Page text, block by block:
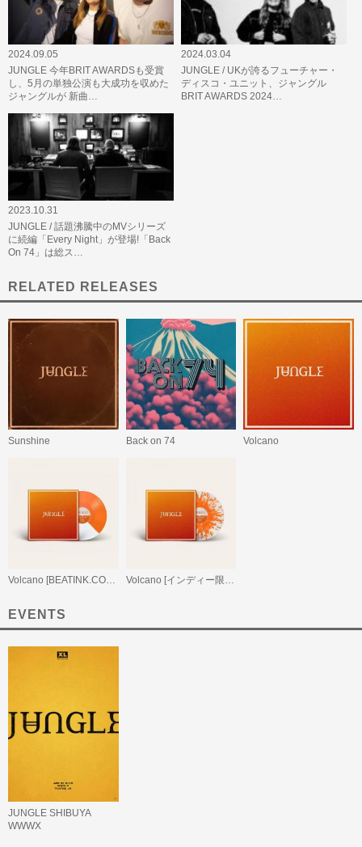
2024.09.05
JUNGLE 今年BRIT AWARDSも受賞
し、5月の単独公演も大成功を収めた
ジャングルが 新曲…
2024.03.04
JUNGLE / UKが誇るフューチャー・
ディスコ・ユニット、ジャングル
BRIT AWARDS 2024…
2023.10.31
JUNGLE / 話題沸騰中のMVシリーズ
に続編「Every Night」が登場!「Back
On 74」は総ス…
RELATED RELEASES
Sunshine Back on 74 Volcano
Volcano [BEATINK.COM限定 / Orange & White 2 Tone Vinyl] Volcano [インディー限定 / Heavy Splatter Transparent & Orange Vinyl]
EVENTS
JUNGLE SHIBUYA
WWWX